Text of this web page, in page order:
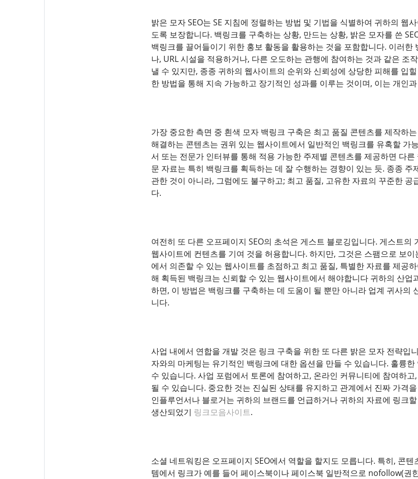
밝은 모자 SEO는 SE 지침에 정렬하는 방법 및 기법을 식별하여 귀하의
도록 보장합니다. 백링크를 구축하는 상황, 만드는 상황, 밝은 모자를 쓴
백링크를 끌어들이기 위한 홍보 활동을 활용하는 것을 포함합니다. 이러
나, URL 시설을 적용하거나, 다른 오도하는 관행에 참여하는 것과 같은
낼 수 있지만, 종종 귀하의 웹사이트의 순위와 신뢰성에 상당한 피해를 입
한 방법을 통해 지속 가능하고 장기적인 성과를 이루는 것이며, 이는 개인
가장 중요한 측면 중 흰색 모자 백링크 구축은 최고 품질 콘텐츠를 제작하
해결하는 콘텐츠는 권위 있는 웹사이트에서 일반적인 백링크를 유혹할 가
서 또는 전문가 인터뷰를 통해 적용 가능한 주제별 콘텐츠를 제공하면 다
문 자료는 특히 백링크를 획득하는 데 잘 수행하는 경향이 있는 듯. 종종
관한 것이 아니라, 그럼에도 불구하고; 최고 품질, 고유한 자료의 꾸준한
다.
여전히 또 다른 오프페이지 SEO의 초석은 게스트 블로깅입니다. 게스트
웹사이트에 컨텐츠를 기여 것을 허용합니다. 하지만, 그것은 스팸으로 보
에서 의존할 수 있는 웹사이트를 초점하고 최고 품질, 특별한 자료를 제공
해 획득된 백링크는 신뢰할 수 있는 웹사이트에서 해야합니다 귀하의 산
하면, 이 방법은 백링크를 구축하는 데 도움이 될 뿐만 아니라 업계 귀사
니다.
사업 내에서 연합을 개발 것은 링크 구축을 위한 또 다른 밝은 모자 전략입
자와의 마케팅는 유기적인 백링크에 대한 옵션을 만들 수 있습니다. 훌륭
수 있습니다. 사업 포럼에서 토론에 참여하고, 온라인 커뮤니티에 참여하
될 수 있습니다. 중요한 것는 진실된 상태를 유지하고 관계에서 진짜 가격
인플루언서나 블로거는 귀하의 브랜드를 언급하거나 귀하의 자료에 링크
생산되었기 링크모음사이트.
소셜 네트워킹은 오프페이지 SEO에서 역할을 할지도 모릅니다. 특히, 콘
템에서 링크가 예를 들어 페이스북이나 페이스북 일반적으로 nofollow(권